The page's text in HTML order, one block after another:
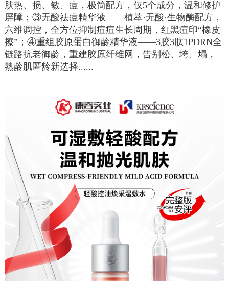
肤热、损、敏、痘，极简配方，仅5个成分，温和修护
屏障；③无酸祛痘精华液——植萃·无酸·生物酶配方，
六维调控，全方位抑制痘痘生长周期，红黑痘印“橡皮
擦”；④重组胶原蛋白御龄精华液——3胶3肽1PDRN全
链路抗老御龄，重建胶原纤维网，告别松、垮、塌，
熟龄肌匿龄新选择......